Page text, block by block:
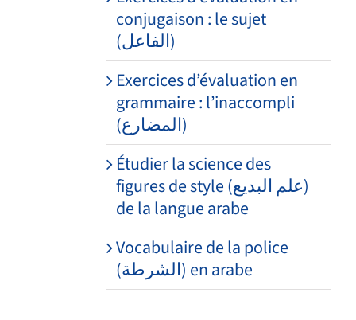
conjugaison : le sujet
(الفاعل)
Exercices d’évaluation en
grammaire : l’inaccompli
(المضارع)
Étudier la science des
figures de style (علم البديع)
de la langue arabe
Vocabulaire de la police
(الشرطة) en arabe